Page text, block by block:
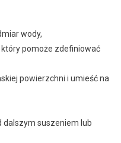
wody,
który pomoże zdefiniować
powierzchni i umieść na
dalszym suszeniem lub